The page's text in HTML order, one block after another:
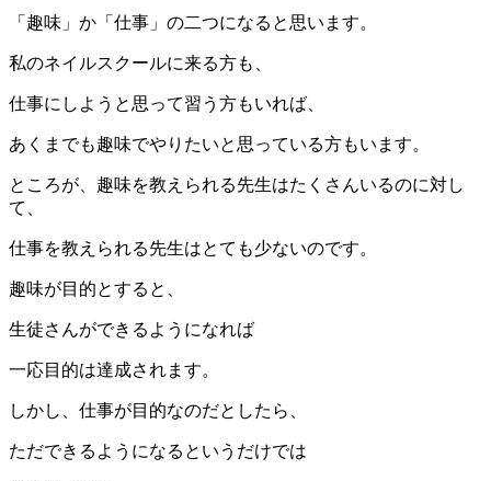
「趣味」か「仕事」の二つになると思います。
私のネイルスクールに来る方も、
仕事にしようと思って習う方もいれば、
あくまでも趣味でやりたいと思っている方もいます。
ところが、趣味を教えられる先生はたくさんいるのに対し
て、
仕事を教えられる先生はとても少ないのです。
趣味が目的とすると、
生徒さんができるようになれば
一応目的は達成されます。
しかし、仕事が目的なのだとしたら、
ただできるようになるというだけでは